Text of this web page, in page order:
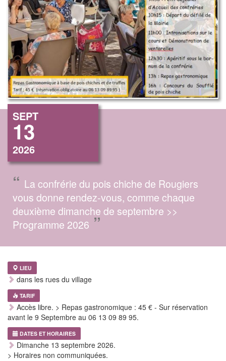
SEPT
13
2026
“ La confrérie du pois chiche de Rougiers
vous donne rendez-vous, comme chaque
deuxième dimanche de septembre >>
Programme 2026 ”
LIEU
dans les rues du village
TARIF
Accès libre. > Repas gastronomique : 45 € - Sur réservation
avant le 9 Septembre au 06 13 09 89 95.
DATES ET HORAIRES
Dimanche 13 septembre 2026.
> Horaires non communiquées.